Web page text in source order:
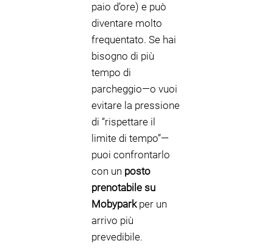
paio d’ore) e può
diventare molto
frequentato. Se hai
bisogno di più
tempo di
parcheggio—o vuoi
evitare la pressione
di “rispettare il
limite di tempo”—
puoi confrontarlo
con un posto
prenotabile su
Mobyparkper un
arrivo più
prevedibile.